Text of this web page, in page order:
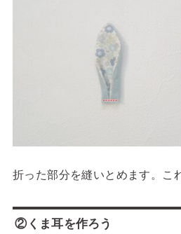
折った部分を縫いとめます。こ
②くま耳を作ろう